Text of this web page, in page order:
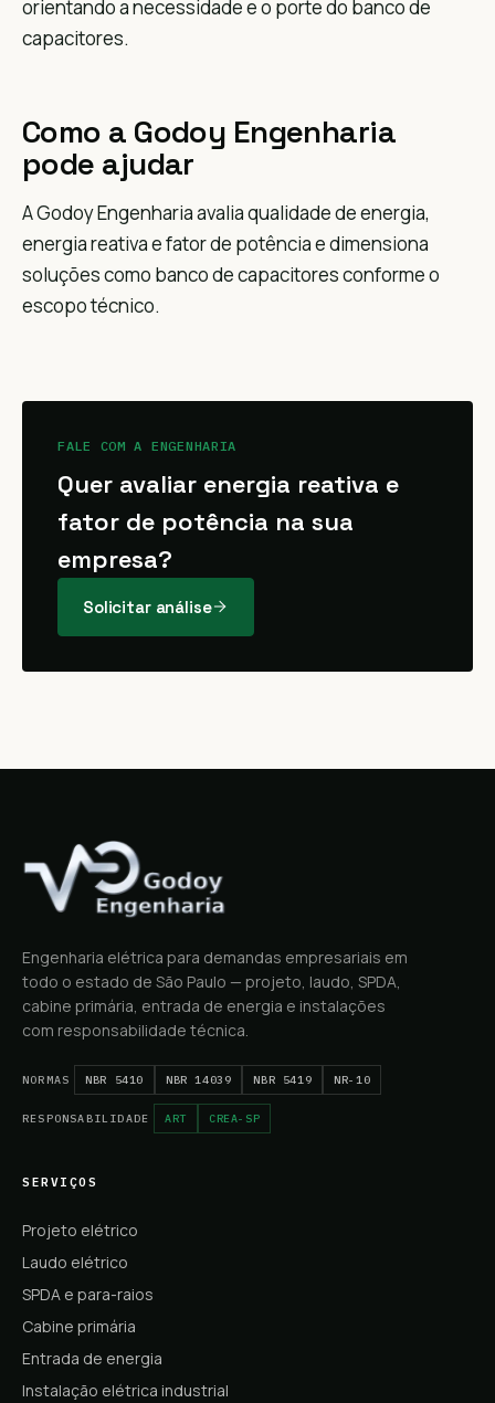
orientando a necessidade e o porte do banco de
capacitores.
Como a Godoy Engenharia
pode ajudar
A Godoy Engenharia avalia qualidade de energia,
energia reativa e fator de potência e dimensiona
soluções como banco de capacitores conforme o
escopo técnico.
FALE COM A ENGENHARIA
Quer avaliar energia reativa e
fator de potência na sua
empresa?
Solicitar análise
Engenharia elétrica para demandas empresariais em
todo o estado de São Paulo — projeto, laudo, SPDA,
cabine primária, entrada de energia e instalações
com responsabilidade técnica.
NORMAS NBR 5410 NBR 14039 NBR 5419 NR-10
RESPONSABILIDADE ART CREA-SP
SERVIÇOS
Projeto elétrico
Laudo elétrico
SPDA e para-raios
Cabine primária
Entrada de energia
Instalação elétrica industrial